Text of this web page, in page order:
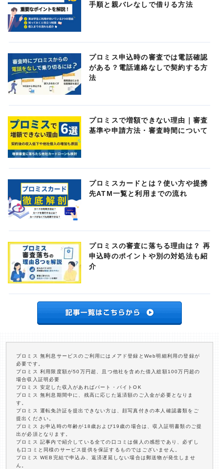
手順と親バレなしで借りる方法
プロミス申込時の審査では電話確認
がある？電話連絡なしで契約する方
法
プロミスで増額できない理由｜審査
基準や申請方法・審査時間について
プロミスカードとは？使い方や提携
先ATM一覧と利用までの流れ
プロミスの審査に落ちる理由は？ 再
申込時のポイントや別の対処法も紹
介
プロミス 無利息サービスのご利用にはメアド登録とWeb明細利用の登録が
必要です。
プロミス 利用限度額が50万円超、且つ他社を含めた借入総額100万円超の
場合収入証明必要
プロミス 安定した収入があればパート・バイトOK
プロミス 無利息期間中に、残高に応じた返済額のご入金が必要となりま
す。
プロミス 運転免許証を提出できない方は、顔写真付きの本人確認書類をご
提出ください。
プロミス お申込時の年齢が18歳および19歳の場合は、収入証明書類のご提
出が必須となります。
プロミス 記事内で紹介している全ての口コミは個人の感想であり、必ずし
も口コミと同様のサービス提供を保証するものではございません。
プロミス WEB完結で申込み、返済遅延しない場合は郵送物が発生しませ
ん。